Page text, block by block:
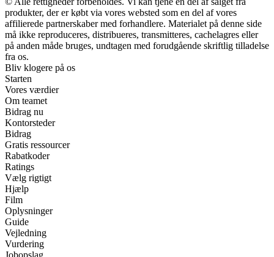
produkter, der er købt via vores websted som en del af vores
affilierede partnerskaber med forhandlere. Materialet på denne side
må ikke reproduceres, distribueres, transmitteres, cachelagres eller
på anden måde bruges, undtagen med forudgående skriftlig tilladelse
fra os.
Bliv klogere på os
Starten
Vores værdier
Om teamet
Bidrag nu
Kontorsteder
Bidrag
Gratis ressourcer
Rabatkoder
Ratings
Vælg rigtigt
Hjælp
Film
Oplysninger
Guide
Vejledning
Vurdering
Jobopslag